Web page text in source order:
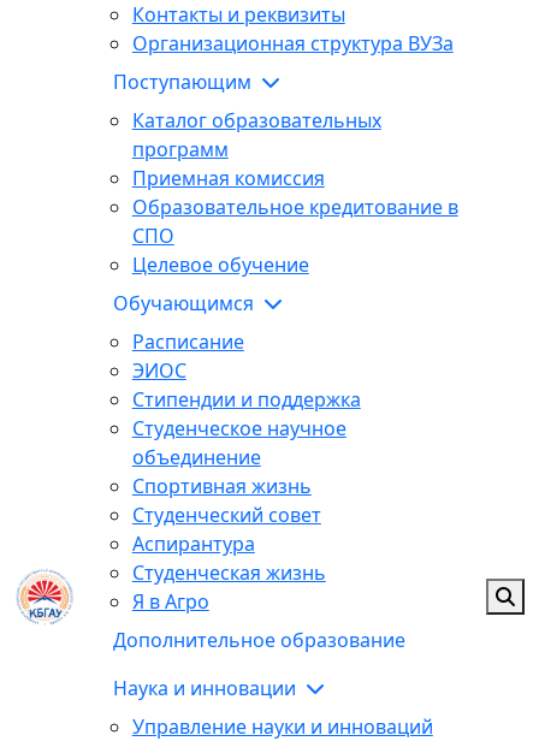
Контакты и реквизиты
Организационная структура ВУЗа
Поступающим
Каталог образовательных
программ
Приемная комиссия
Образовательное кредитование в
СПО
Целевое обучение
Обучающимся
Расписание
ЭИОС
Стипендии и поддержка
Студенческое научное
объединение
Спортивная жизнь
Студенческий совет
Аспирантура
Студенческая жизнь
Я в Агро
Дополнительное образование
Наука и инновации
Управление науки и инноваций